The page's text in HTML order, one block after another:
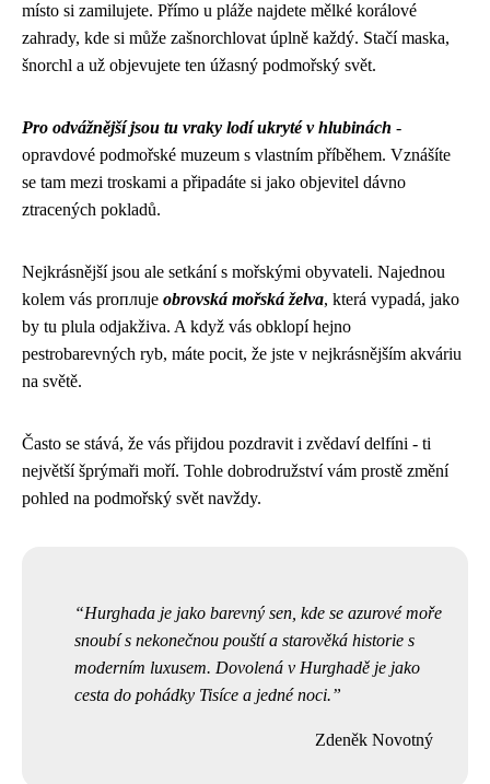
místo si zamilujete. Přímo u pláže najdete mělké korálové
zahrady, kde si může zašnorchlovat úplně každý. Stačí maska,
šnorchl a už objevujete ten úžasný podmořský svět.
Pro odvážnější jsou tu vraky lodí ukryté v hlubinách -
opravdové podmořské muzeum s vlastním příběhem. Vznášíte
se tam mezi troskami a připadáte si jako objevitel dávno
ztracených pokladů.
Nejkrásnější jsou ale setkání s mořskými obyvateli. Najednou
kolem vás proплuje obrovská mořská želva, která vypadá, jako
by tu plula odjakživa. A když vás obklopí hejno
pestrobarevných ryb, máte pocit, že jste v nejkrásnějším akváriu
na světě.
Často se stává, že vás přijdou pozdravit i zvědaví delfíni - ti
největší šprýmaři moří. Tohle dobrodružství vám prostě změní
pohled na podmořský svět navždy.
Hurghada je jako barevný sen, kde se azurové moře
snoubí s nekonečnou pouští a starověká historie s
moderním luxusem. Dovolená v Hurghadě je jako
cesta do pohádky Tisíce a jedné noci.
Zdeněk Novotný